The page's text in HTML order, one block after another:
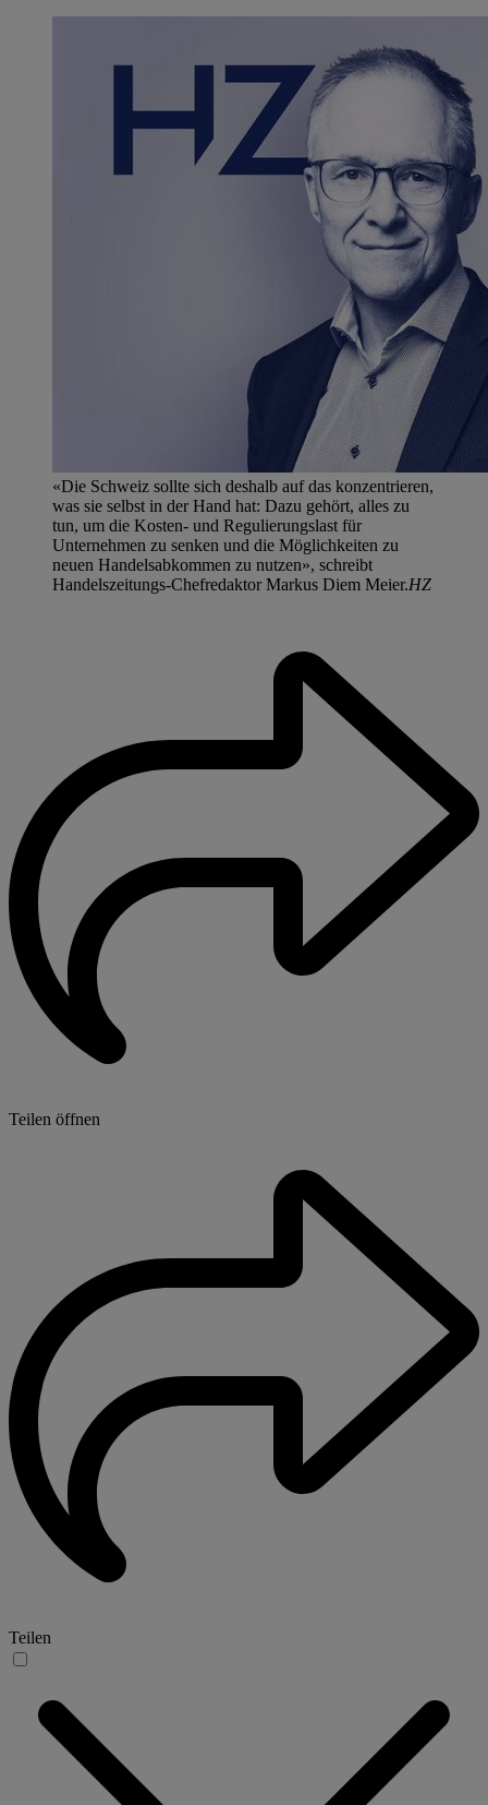
«Die Schweiz sollte sich deshalb auf das konzentrieren,
was sie selbst in der Hand hat: Dazu gehört, alles zu
tun, um die Kosten- und Regulierungslast für
Unternehmen zu senken und die Möglichkeiten zu
neuen Handelsabkommen zu nutzen», schreibt
Handelszeitungs-Chefredaktor Markus Diem Meier.HZ
Teilen öffnen
Teilen